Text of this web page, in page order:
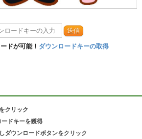
送信
ドが可能！ ダウンロードキーの取得
クリック
ドキーを獲得
ダウンロードボタンをクリック